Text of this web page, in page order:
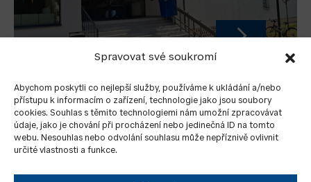
Spravovat své soukromí
Abychom poskytli co nejlepší služby, používáme k ukládání a/nebo
přístupu k informacím o zařízení, technologie jako jsou soubory
cookies. Souhlas s těmito technologiemi nám umožní zpracovávat
údaje, jako je chování při procházení nebo jedinečná ID na tomto
webu. Nesouhlas nebo odvolání souhlasu může nepříznivě ovlivnit
určité vlastnosti a funkce.
PARTNERA Z